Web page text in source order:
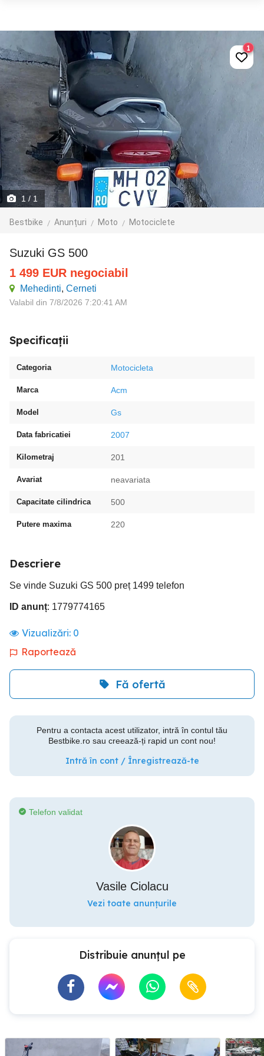
1 / 1
Bestbike Anunțuri Moto Motociclete
1
Suzuki GS 500
1 499 EUR negociabil
Mehedinti, Cerneti
Valabil din 7/8/2026 7:20:41 AM
Specificații
Categoria Motocicleta
Marca Acm
Model Gs
Data fabricatiei 2007
Kilometraj 201
Avariat neavariata
Capacitate cilindrica 500
Putere maxima 220
Descriere
Se vinde Suzuki GS 500 preț 1499 telefon
ID anunț: 1779774165
Vizualizări: 0
Raportează
Fă ofertă
Pentru a contacta acest utilizator, intră în contul tău
Bestbike.ro sau creează-ți rapid un cont nou!
Intră în cont / Înregistrează-te
Telefon validat
Vasile Ciolacu
Vezi toate anunțurile
Distribuie anunțul pe